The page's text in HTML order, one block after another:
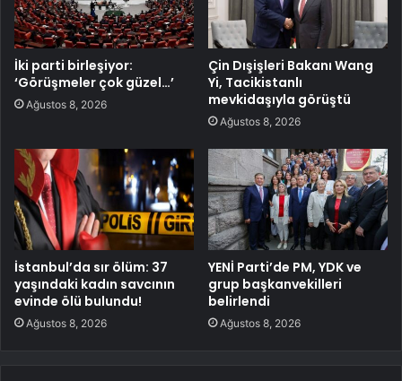
İki parti birleşiyor:
‘Görüşmeler çok güzel…’
Ağustos 8, 2026
Çin Dışişleri Bakanı Wang
Yi, Tacikistanlı
mevkidaşıyla görüştü
Ağustos 8, 2026
İstanbul’da sır ölüm: 37
yaşındaki kadın savcının
evinde ölü bulundu!
Ağustos 8, 2026
YENİ Parti’de PM, YDK ve
grup başkanvekilleri
belirlendi
Ağustos 8, 2026